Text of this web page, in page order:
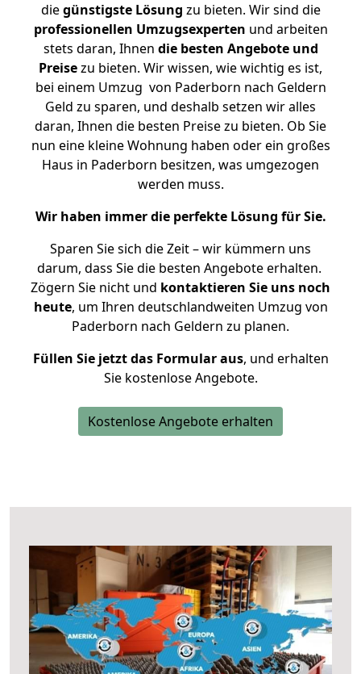
diegünstigste Lösung zu bieten. Wir sind die
professionellen Umzugsexperten und arbeiten
stets daran, Ihnen die besten Angebote und
Preisezu bieten. Wir wissen, wie wichtig es ist,
bei einem Umzug von Paderborn nach Geldern
Geld zu sparen, und deshalb setzen wir alles
daran, Ihnen die besten Preise zu bieten. Ob Sie
nun eine kleine Wohnung haben oder ein großes
Haus in Paderborn besitzen, was umgezogen
werden muss.
Wir haben immer die perfekte Lösung für Sie.
Sparen Sie sich die Zeit – wir kümmern uns
darum, dass Sie die besten Angebote erhalten.
Zögern Sie nicht und kontaktieren Sie uns noch
heute, um Ihren deutschlandweiten Umzug von
Paderborn nach Geldern zu planen.
Füllen Sie jetzt das Formular aus, und erhalten
Sie kostenlose Angebote.
Kostenlose Angebote erhalten